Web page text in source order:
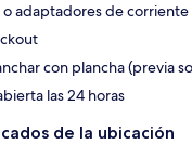
o adaptadores de
con plancha (previa
las 24 horas
de la ubicación